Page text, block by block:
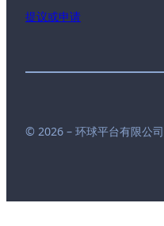
提议或申请
© 2026 – 环球平台有限公司